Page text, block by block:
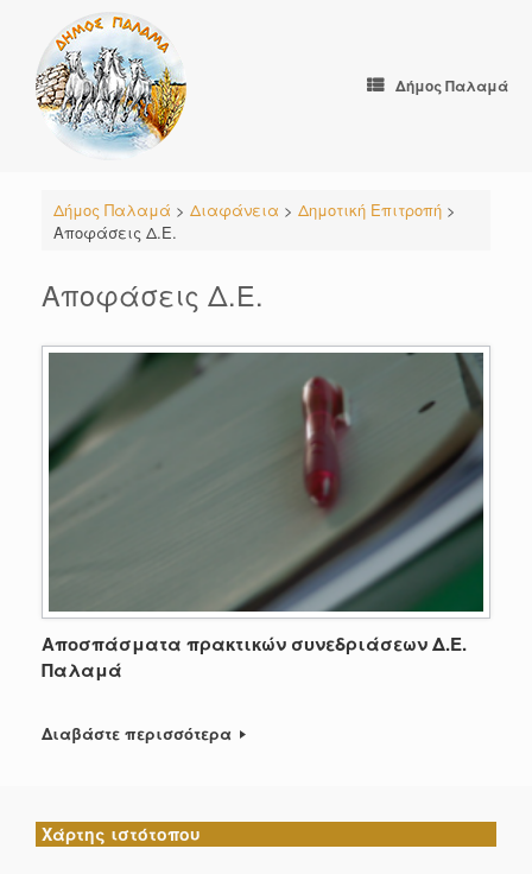
content
Δήμος Παλαμά
Δήμος Παλαμά > Διαφάνεια > Δημοτική Επιτροπή>
Αποφάσεις Δ.Ε.
Αποφάσεις Δ.Ε.
Αποσπάσματα πρακτικών συνεδριάσεων Δ.E.
Παλαμά
Διαβάστε περισσότερα
Χάρτης ιστότοπου